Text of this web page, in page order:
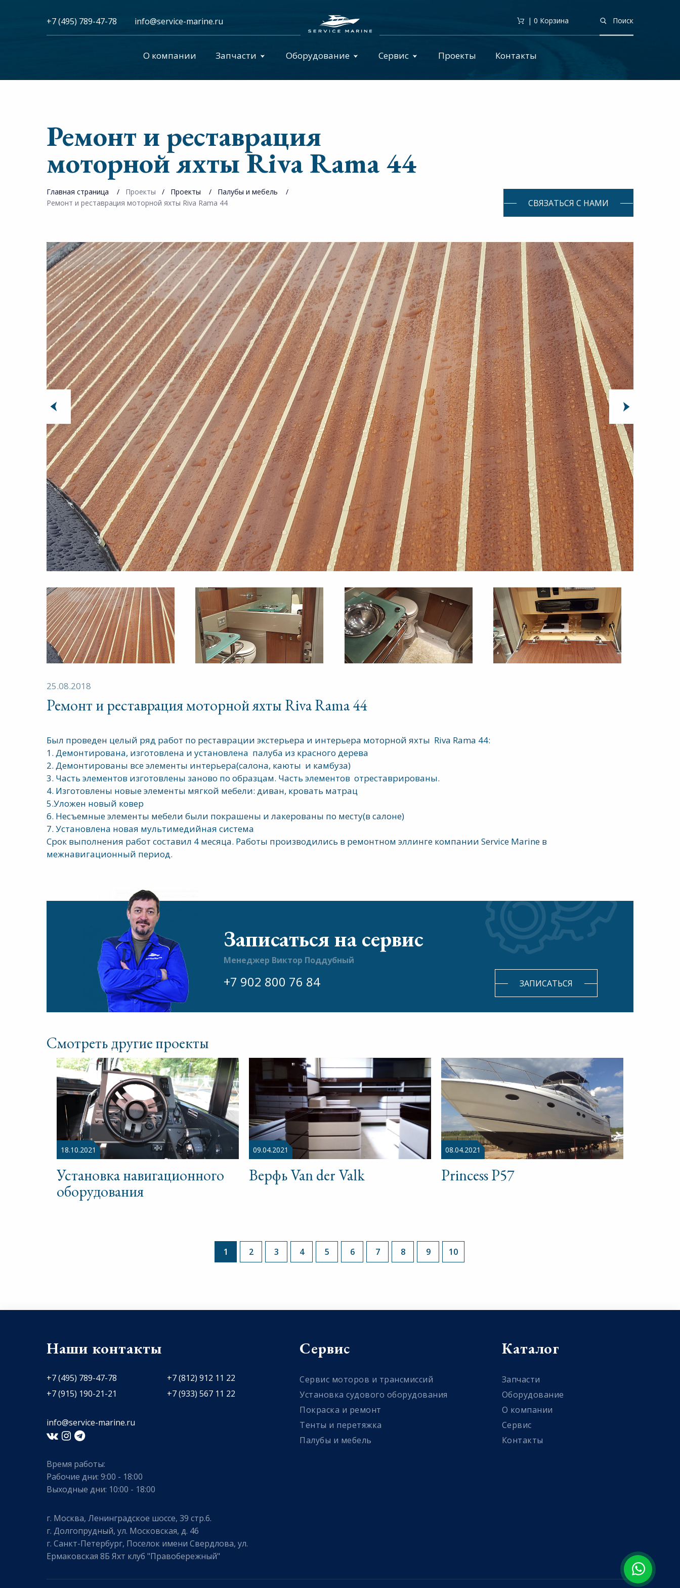
+7 (495) 789-47-78 info@service-marine.ru​​ Поиск
| 0 Корзина
О компании Запчасти Оборудование Сервис Проекты Контакты
Ремонт и реставрация
моторной яхты Riva Rama 44
Главная страница Проекты Проекты
Палубы и мебель
Ремонт и реставрация моторной яхты Riva Rama 44
СВЯЗАТЬСЯ С НАМИ
25.08.2018
Ремонт и реставрация моторной яхты Riva Rama 44
Был проведен целый ряд работ по реставрации экстерьера и интерьера моторной яхты Riva Rama 44:
1. Демонтирована, изготовлена и установлена палуба из красного дерева
2. Демонтированы все элементы интерьера(салона, каюты и камбуза)
3. Часть элементов изготовлены заново по образцам. Часть элементов отреставрированы.
4. Изготовлены новые элементы мягкой мебели: диван, кровать матрац
5.Уложен новый ковер
6. Несъемные элементы мебели были покрашены и лакерованы по месту(в салоне)
7. Установлена новая мультимедийная система
Срок выполнения работ составил 4 месяца. Работы производились в ремонтном эллинге компании Service Marine в
межнавигационный период.
Записаться на сервис
Менеджер Виктор Поддубный
+7 902 800 76 84 ЗАПИСАТЬСЯ
Смотреть другие проекты
18.10.2021
Установка навигационного
оборудования
09.04.2021
Верфь Van der Valk
08.04.2021
Princess P57
1 2 3 4 5 6 7 8 9 10
Наши контакты
+7 (495) 789-47-78
+7 (812) 912 11 22
+7 (915) 190-21-21
+7 (933) 567 11 22
info@service-marine.ru​​
Время работы:
Рабочие дни: 9:00 - 18:00
Выходные дни: 10:00 - 18:00
г. Москва, Ленинградское шоссе, 39 стр.6.
г. Долгопрудный, ул. Московская, д. 46
г. Санкт-Петербург, Поселок имени Свердлова, ул.
Ермаковская 8Б Яхт клуб "Правобережный"
Сервис
Сервис моторов и трансмиссий
Установка судового оборудования
Покраска и ремонт
Тенты и перетяжка
Палубы и мебель
Каталог
Запчасти
Оборудование
О компании
Сервис
Контакты